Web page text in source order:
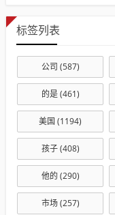
标签列表
公司 (587)
的是(461)
美国 (1194)
孩子(408)
他的 (290)
市场(257)